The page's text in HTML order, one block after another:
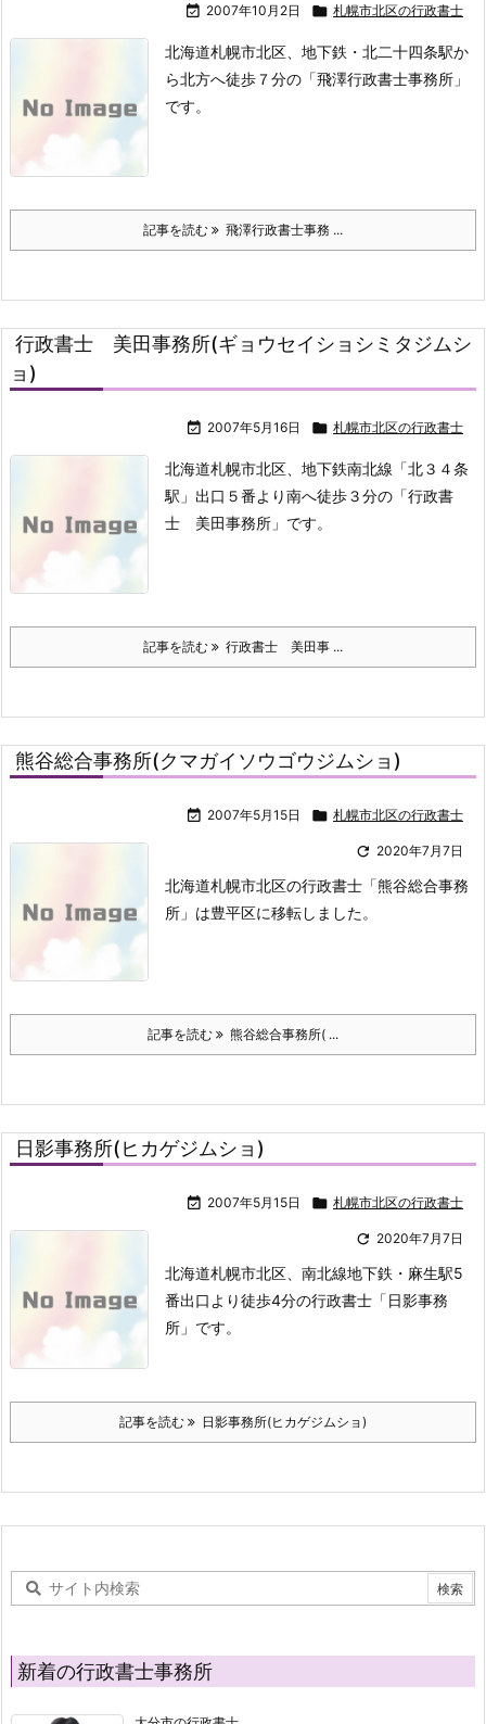
 2007年10月2日  札幌市北区の行政書士
北海道札幌市北区、地下鉄・北二十四条駅か
ら北方へ徒歩７分の「飛澤行政書士事務所」
です。
記事を読む 飛澤行政書士事務 ...
行政書士 美田事務所(ギョウセイショシミタジムシ
ョ)
 2007年5月16日  札幌市北区の行政書士
北海道札幌市北区、地下鉄南北線「北３４条
駅」出口５番より南へ徒歩３分の「行政書
士 美田事務所」です。
記事を読む 行政書士 美田事 ...
熊谷総合事務所(クマガイソウゴウジムショ)
 2007年5月15日  札幌市北区の行政書士
 2020年7月7日
北海道札幌市北区の行政書士「熊谷総合事務
所」は豊平区に移転しました。
記事を読む 熊谷総合事務所( ...
日影事務所(ヒカゲジムショ)
 2007年5月15日  札幌市北区の行政書士
 2020年7月7日
北海道札幌市北区、南北線地下鉄・麻生駅5
番出口より徒歩4分の行政書士「日影事務
所」です。
記事を読む 日影事務所(ヒカゲジムショ)
新着の行政書士事務所